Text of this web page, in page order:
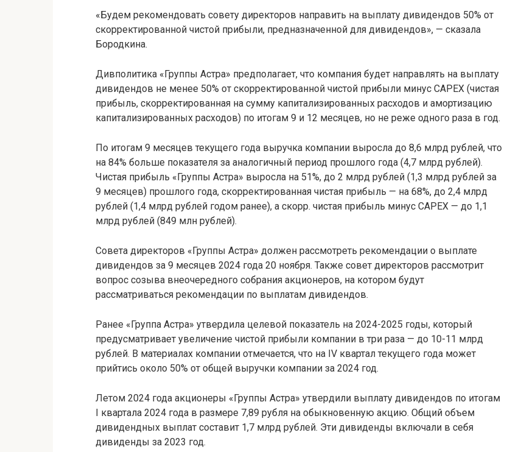
«Будем рекомендовать совету директоров направить на выплату дивидендов 50% от
скорректированной чистой прибыли, предназначенной для дивидендов», — сказала
Бородкина.
Дивполитика «Группы Астра» предполагает, что компания будет направлять на выплату
дивидендов не менее 50% от скорректированной чистой прибыли минус CAPEX (чистая
прибыль, скорректированная на сумму капитализированных расходов и амортизацию
капитализированных расходов) по итогам 9 и 12 месяцев, но не реже одного раза в год.
По итогам 9 месяцев текущего года выручка компании выросла до 8,6 млрд рублей, что
на 84% больше показателя за аналогичный период прошлого года (4,7 млрд рублей).
Чистая прибыль «Группы Астра» выросла на 51%, до 2 млрд рублей (1,3 млрд рублей за
9 месяцев) прошлого года, скорректированная чистая прибыль — на 68%, до 2,4 млрд
рублей (1,4 млрд рублей годом ранее), а скорр. чистая прибыль минус CAPEX — до 1,1
млрд рублей (849 млн рублей).
Совета директоров «Группы Астра» должен рассмотреть рекомендации о выплате
дивидендов за 9 месяцев 2024 года 20 ноября. Также совет директоров рассмотрит
вопрос созыва внеочередного собрания акционеров, на котором будут
рассматриваться рекомендации по выплатам дивидендов.
Ранее «Группа Астра» утвердила целевой показатель на 2024-2025 годы, который
предусматривает увеличение чистой прибыли компании в три раза — до 10-11 млрд
рублей. В материалах компании отмечается, что на IV квартал текущего года может
прийтись около 50% от общей выручки компании за 2024 год.
Летом 2024 года акционеры «Группы Астра» утвердили выплату дивидендов по итогам
I квартала 2024 года в размере 7,89 рубля на обыкновенную акцию. Общий объем
дивидендных выплат составит 1,7 млрд рублей. Эти дивиденды включали в себя
дивиденды за 2023 год.